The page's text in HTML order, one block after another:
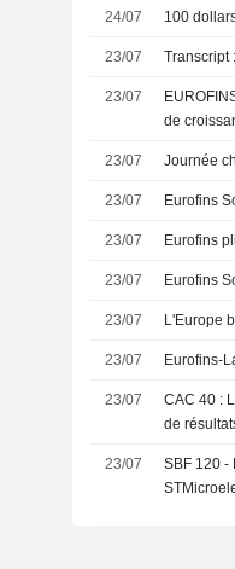
24/07 100
23/07 Transcript
23/07
EUROFINS SCIENTIFIC : le
de
23/07 Journée
23/07 Eurofins
23/07 Eurofins
23/07 Eurofins
23/07 L'Europe
23/07 Eurofins-
23/07
CAC 40 :
de
23/07
SBF 120 -